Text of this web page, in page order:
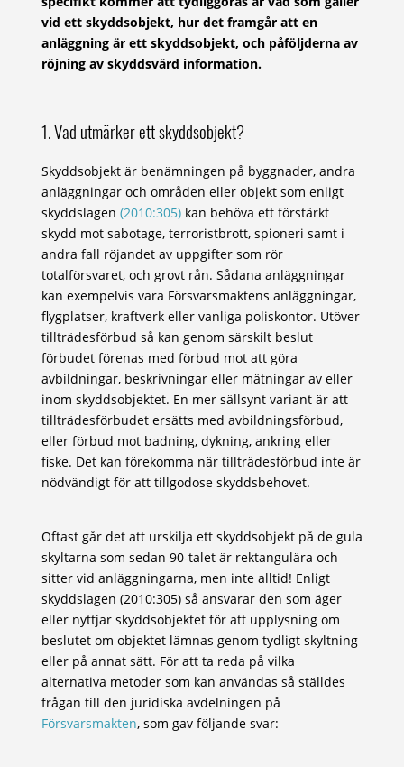
vid ett skyddsobjekt, hur det framgår att en
anläggning är ett skyddsobjekt, och påföljderna av
röjning av skyddsvärd information.
1. Vad utmärker ett skyddsobjekt?
Skyddsobjekt är benämningen på byggnader, andra
anläggningar och områden eller objekt som enligt
skyddslagen (2010:305)kan behöva ett förstärkt
skydd mot sabotage, terroristbrott, spioneri samt i
andra fall röjandet av uppgifter som rör
totalförsvaret, och grovt rån. Sådana anläggningar
kan exempelvis vara Försvarsmaktens anläggningar,
flygplatser, kraftverk eller vanliga poliskontor. Utöver
tillträdesförbud så kan genom särskilt beslut
förbudet förenas med förbud mot att göra
avbildningar, beskrivningar eller mätningar av eller
inom skyddsobjektet. En mer sällsynt variant är att
tillträdesförbudet ersätts med avbildningsförbud,
eller förbud mot badning, dykning, ankring eller
fiske. Det kan förekomma när tillträdesförbud inte är
nödvändigt för att tillgodose skyddsbehovet.
Oftast går det att urskilja ett skyddsobjekt på de gula
skyltarna som sedan 90-talet är rektangulära och
sitter vid anläggningarna, men inte alltid! Enligt
skyddslagen (2010:305) så ansvarar den som äger
eller nyttjar skyddsobjektet för att upplysning om
beslutet om objektet lämnas genom tydligt skyltning
eller på annat sätt. För att ta reda på vilka
alternativa metoder som kan användas så ställdes
frågan till den juridiska avdelningen på
Försvarsmakten, som gav följande svar: